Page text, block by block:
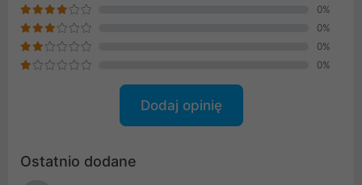
0%
0%
0%
0%
Dodaj opinię
Ostatnio dodane